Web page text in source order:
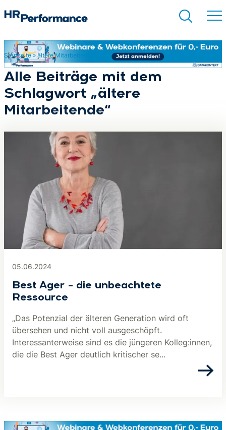
Suchen
Startseite» ältere Mitarbeitende
Alle Beiträge mit dem
Schlagwort „ältere
Mitarbeitende“
05.06.2024
Best Ager – die unbeachtete
Ressource
„Das Potenzial der älteren Generation wird oft
übersehen und nicht voll ausgeschöpft.
Interessanterweise sind es die jüngeren Kolleg:innen,
die die Best Ager deutlich kritischer se...